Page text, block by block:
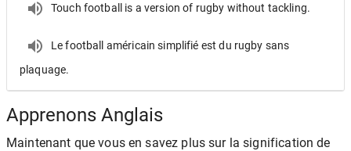
Touch football is a version of rugby without tackling.
Le football américain simplifié est du rugby sans
plaquage.
Apprenons Anglais
Maintenant que vous en savez plus sur la signification de